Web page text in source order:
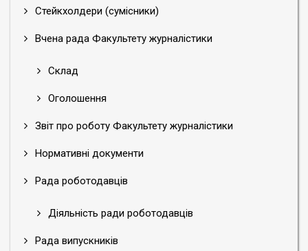
Стейкхолдери (сумісники)
Вчена рада Факультету журналістики
Склад
Оголошення
Звіт про роботу Факультету журналістики
Нормативні документи
Рада роботодавців
Діяльність ради роботодавців
Рада випускників